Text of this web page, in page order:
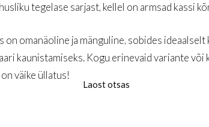
tegelase sarjast, kellel on armsad kassi
on omanäoline ja mänguline, sobides
kaunistamiseks. Kogu erinevaid variante või
väike üllatus!
Laost otsas